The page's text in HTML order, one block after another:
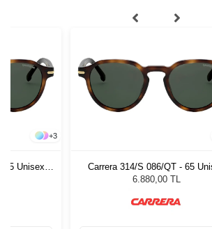
+3
65 Unisex
Carrera 314/S 086/QT - 65
Güneş Gözlüğü
6.880,00 TL